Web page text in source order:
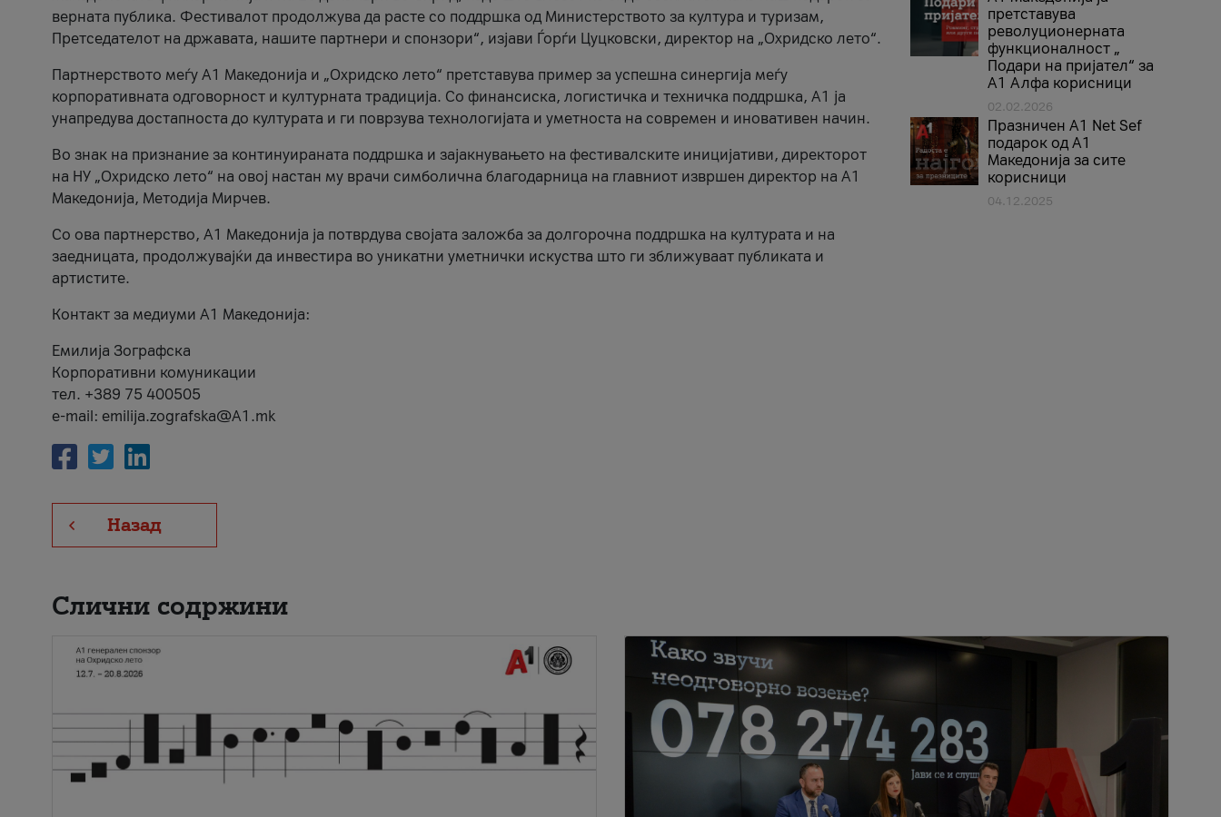
верната публика. Фестивалот продолжува да расте со поддршка од Министерството за култура и туризам,
Претседателот на државата, нашите партнери и спонзори“, изјави Ѓорѓи Цуцковски, директор на „Охридско лето“.
Партнерството меѓу A1 Македонија и „Охридско лето“ претставува пример за успешна синергија меѓу
корпоративната одговорност и културната традиција. Со финансиска, логистичка и техничка поддршка, A1 ја
унапредува достапноста до културата и ги поврзува технологијата и уметноста на современ и иновативен начин.
Во знак на признание за континуираната поддршка и зајакнувањето на фестивалските иницијативи, директорот
на НУ „Охридско лето“ на овој настан му врачи симболична благодарница на главниот извршен директор на A1
Македонија, Методија Мирчев.
Со ова партнерство, A1 Македонија ја потврдува својата заложба за долгорочна поддршка на културата и на
заедницата, продолжувајќи да инвестира во уникатни уметнички искуства што ги зближуваат публиката и
артистите.
Контакт за медиуми А1 Македонија:
Емилија Зографска
Корпоративни комуникации
тел. +389 75 400505
e-mail: emilija.zografska@A1.mk
Назад
претставува
револуционерната
функционалност „
Подари на пријател“ за
А1 Алфа корисници
02.02.2026
Празничен A1 Net Sеf
подарок од А1
Македонија за сите
корисници
04.12.2025
Слични содржини